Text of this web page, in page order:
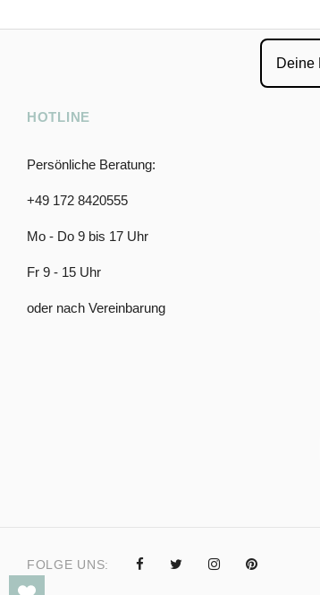
HOTLINE
Persönliche Beratung:
+49 172 8420555
Mo - Do 9 bis 17 Uhr
Fr 9 - 15 Uhr
oder nach Vereinbarung
FOLGE UNS: